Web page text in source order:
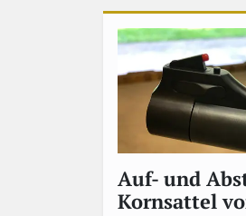
Auf- und
Kornsattel